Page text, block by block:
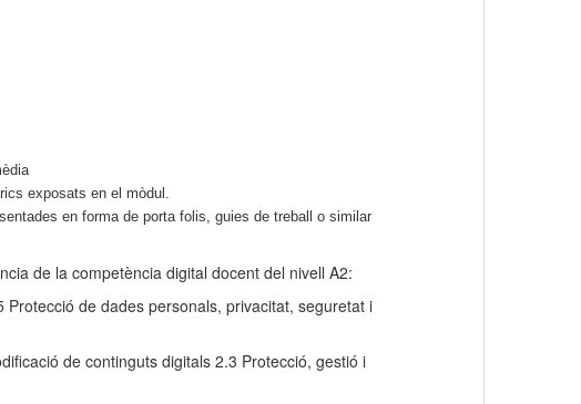
exposats en el mòdul.
en forma de porta folis, guies de treball o similar
de la competència digital docent del nivell A2:
de dades personals, privacitat, seguretat i
de continguts digitals 2.3 Protecció, gestió i